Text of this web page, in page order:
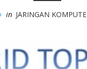
in JARINGAN